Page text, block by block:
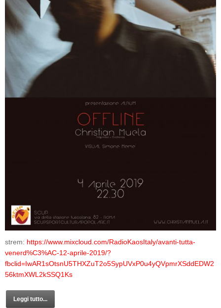
strem: https://www.mixcloud.com/RadioKaosItaly/avanti-tutta-
venerd%C3%AC-12-aprile-2019/?
fbclid=IwAR1sOtsnU5THXZuT2o5SypUVxP0u4yQVpmrXSddEDW2
56ktmXWL2kSSQ1Ks
Leggi tutto...